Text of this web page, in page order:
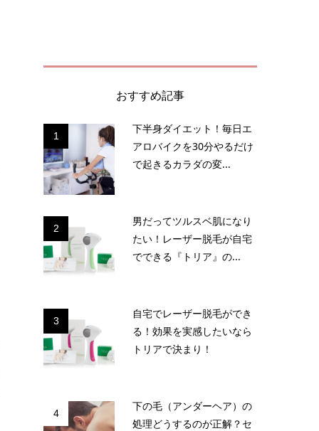
おすすめ記事
1
下半身ダイエット！毎日エ
アロバイクを30分やるだけ
で起きるカラダの変...
2
男だってツルスベ肌になり
たい！レーザー脱毛が自宅
でできる『トリア』の...
3
自宅でレーザー脱毛ができ
る！効果を実感したいなら
トリアで決まり！
4
下の毛（アンダーヘア）の
処理どうするのが正解？セ